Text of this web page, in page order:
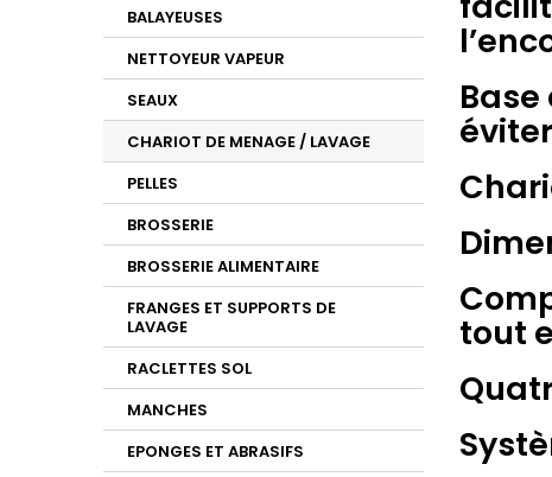
BALAYEUSES
NETTOYEUR VAPEUR
SEAUX
CHARIOT DE MENAGE / LAVAGE
PELLES
BROSSERIE
BROSSERIE ALIMENTAIRE
FRANGES ET SUPPORTS DE
LAVAGE
RACLETTES SOL
MANCHES
EPONGES ET ABRASIFS
tout